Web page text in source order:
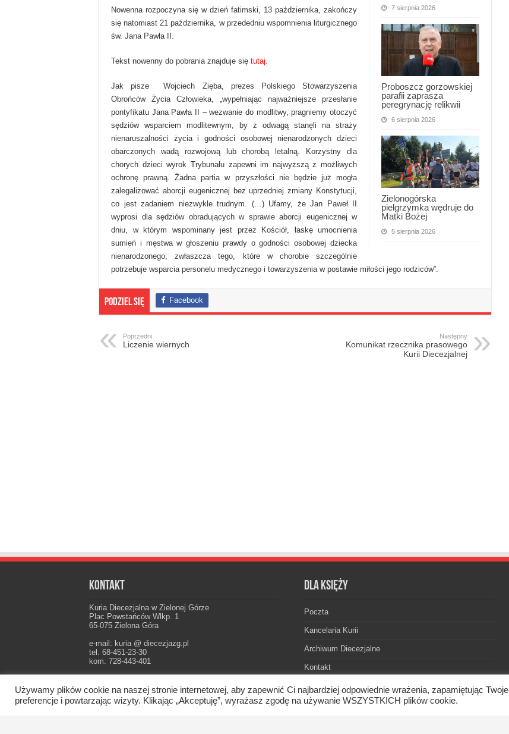
7 sierpnia 2026
Proboszcz gorzowskiej
parafii zaprasza
peregrynację relikwii
6 sierpnia 2026
Zielonogórska
pielgrzymka wędruje do
Matki Bożej
5 sierpnia 2026
Nowenna rozpoczyna się w dzień fatimski, 13 października, zakończy
się natomiast 21 października, w przededniu wspomnienia liturgicznego
św. Jana Pawła II.
Tekst nowenny do pobrania znajduje się tutaj.
Jak pisze Wojciech Zięba, prezes Polskiego Stowarzyszenia
Obrońców Życia Człowieka, „wypełniając najważniejsze przesłanie
pontyfikatu Jana Pawła II – wezwanie do modlitwy, pragniemy otoczyć
sędziów wsparciem modlitewnym, by z odwagą stanęli na straży
nienaruszalności życia i godności osobowej nienarodzonych dzieci
obarczonych wadą rozwojową lub chorobą letalną. Korzystny dla
chorych dzieci wyrok Trybunału zapewni im najwyższą z możliwych
ochronę prawną. Żadna partia w przyszłości nie będzie już mogła
zalegalizować aborcji eugenicznej bez uprzedniej zmiany Konstytucji,
co jest zadaniem niezwykle trudnym. (…) Ufamy, że Jan Paweł II
wyprosi dla sędziów obradujących w sprawie aborcji eugenicznej w
dniu, w którym wspominany jest przez Kościół, łaskę umocnienia
sumień i męstwa w głoszeniu prawdy o godności osobowej dziecka
nienarodzonego, zwłaszcza tego, które w chorobie szczególnie
potrzebuje wsparcia personelu medycznego i towarzyszenia w postawie miłości jego rodziców”.
Podziel się Facebook
Poprzedni
Liczenie wiernych
Następny
Komunikat rzecznika prasowego
Kurii Diecezjalnej
Kontakt
Kuria Diecezjalna w Zielonej Górze
Plac Powstańców Wlkp. 1
65-075 Zielona Góra
e-mail: kuria @ diecezjazg.pl
tel. 68-451-23-30
kom. 728-443-401
22 1020 5402 0000 0102 0021 3694
Dla księży
Poczta
Kancelaria Kurii
Archiwum Diecezjalne
Kontakt
Używamy plików cookie na naszej stronie internetowej, aby zapewnić Ci najbardziej odpowiednie wrażenia, zapamiętując Twoje
preferencje i powtarzając wizyty. Klikając „Akceptuję”, wyrażasz zgodę na używanie WSZYSTKICH plików cookie.